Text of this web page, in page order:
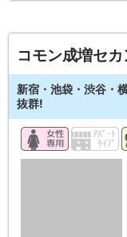
コモン成増セカ
新宿・池袋・渋谷・
抜群!